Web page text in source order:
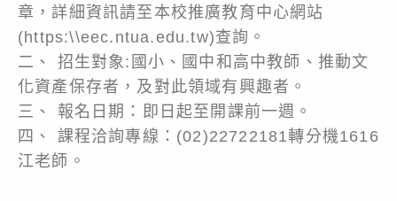
章，詳細資訊請至本校推廣教育中心網站
(https:\\eec.ntua.edu.tw)查詢。
二、 招生對象:國小、國中和高中教師、推動文
化資產保存者，及對此領域有興趣者。
三、 報名日期：即日起至開課前一週。
四、 課程洽詢專線：(02)22722181轉分機1616
江老師。